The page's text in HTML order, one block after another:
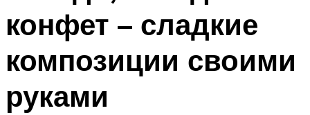
конфет – сладкие
композиции своими
руками